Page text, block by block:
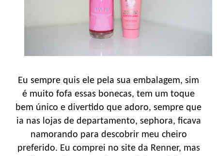
Eu sempre quis ele pela sua embalagem, sim
é muito fofa essas bonecas, tem um toque
bem único e divertido que adoro, sempre que
ia nas lojas de departamento, sephora, ficava
namorando para descobrir meu cheiro
preferido. Eu comprei no site da Renner, mas